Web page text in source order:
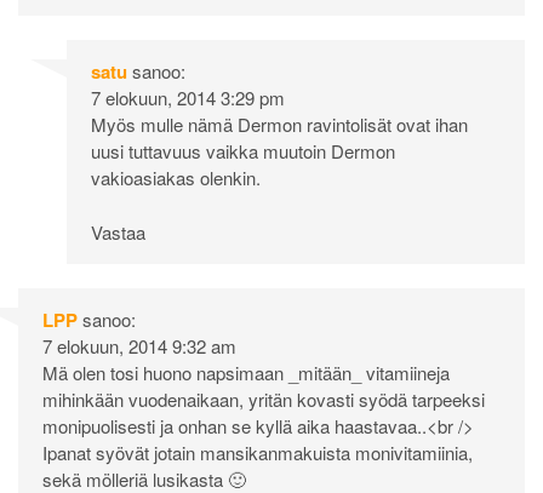
satusanoo:
7 elokuun, 2014 3:29 pm
Myös mulle nämä Dermon ravintolisät ovat ihan
uusi tuttavuus vaikka muutoin Dermon
vakioasiakas olenkin.
Vastaa
LPPsanoo:
7 elokuun, 2014 9:32 am
Mä olen tosi huono napsimaan _mitään_ vitamiineja
mihinkään vuodenaikaan, yritän kovasti syödä tarpeeksi
monipuolisesti ja onhan se kyllä aika haastavaa..<br />
Ipanat syövät jotain mansikanmakuista monivitamiinia,
sekä mölleriä lusikasta 🙂